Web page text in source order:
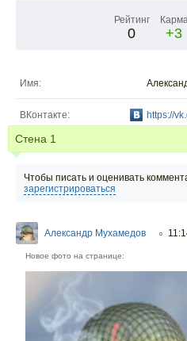
Рейтинг
0 +3
Имя:
ВКонтакте: https://
Стена 1
Чтобы писать и оценивать
зарегистрироваться
Александр Мухамедов ○
Новое фото на странице: